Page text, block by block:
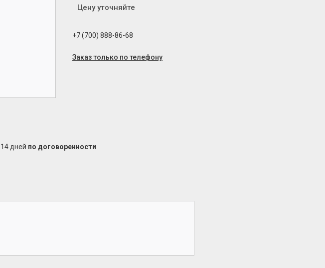
Цену уточняйте
+7 (700) 888-86-68
Заказ только по телефону
14 дней по договоренности